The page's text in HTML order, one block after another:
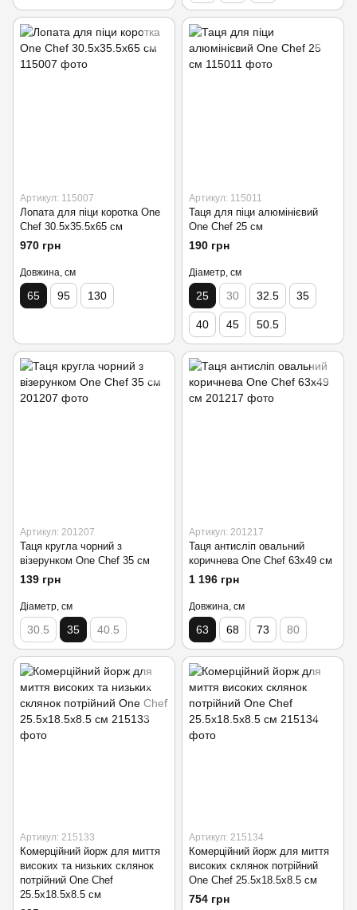
Артикул: 115007
Лопата для піци коротка One
Chef 30.5х35.5х65 см
970 грн
Довжина, см
65 95 130
Артикул: 115011
Таця для піци алюмінієвий
One Chef 25 см
190 грн
Діаметр, см
25 30 32.5 35
40 45 50.5
Артикул: 201207
Таця кругла чорний з
візерунком One Chef 35 см
139 грн
Діаметр, см
30.5 35 40.5
Артикул: 201217
Таця антисліп овальний
коричнева One Chef 63х49 см
1 196 грн
Довжина, см
63 68 73 80
Артикул: 215133
Комерційний йорж для миття
високих та низьких склянок
потрійний One Chef
25.5х18.5х8.5 см
Артикул: 215134
Комерційний йорж для миття
високих склянок потрійний
One Chef 25.5х18.5х8.5 см
754 грн